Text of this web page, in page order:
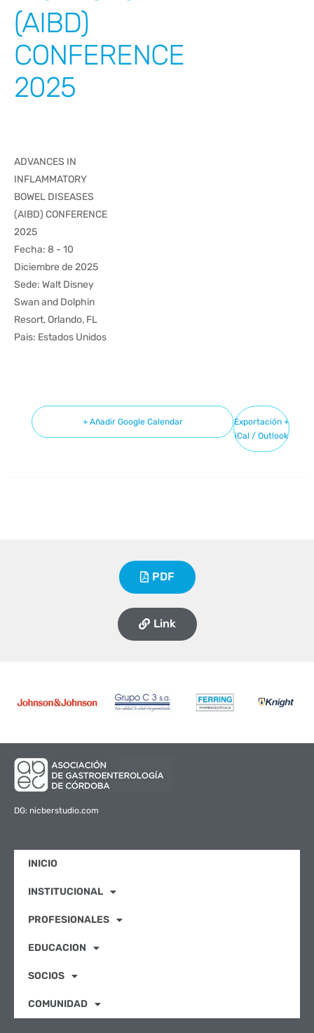
(AIBD)
CONFERENCE
2025
ADVANCES IN
INFLAMMATORY
BOWEL DISEASES
(AIBD) CONFERENCE
2025
Fecha: 8 - 10
Diciembre de 2025
Sede: Walt Disney
Swan and Dolphin
Resort, Orlando, FL
Pais: Estados Unidos
+ Añadir Google Calendar
Exportación +
iCal / Outlook
PDF
Link
DG: nicberstudio.com
INICIO
INSTITUCIONAL
PROFESIONALES
EDUCACION
SOCIOS
COMUNIDAD